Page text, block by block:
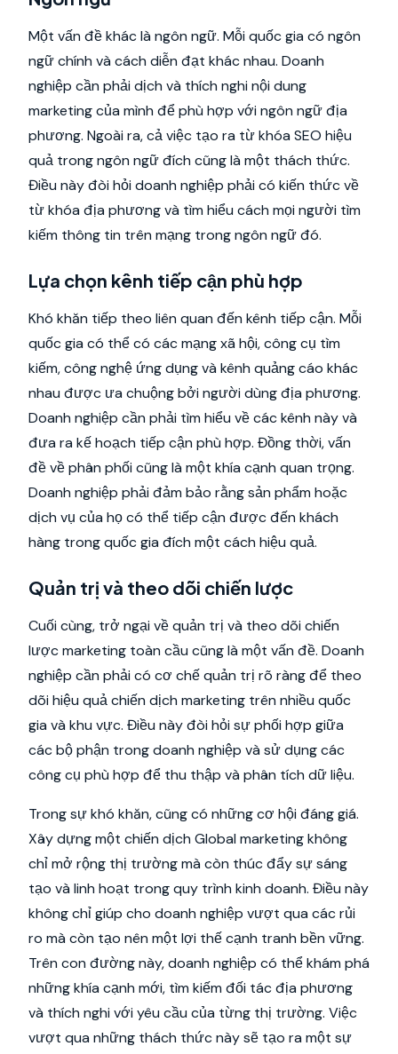
Một vấn đề khác là ngôn ngữ. Mỗi quốc gia có ngôn
ngữ chính và cách diễn đạt khác nhau. Doanh
nghiệp cần phải dịch và thích nghi nội dung
marketing của mình để phù hợp với ngôn ngữ địa
phương. Ngoài ra, cả việc tạo ra từ khóa SEO hiệu
quả trong ngôn ngữ đích cũng là một thách thức.
Điều này đòi hỏi doanh nghiệp phải có kiến thức về
từ khóa địa phương và tìm hiểu cách mọi người tìm
kiếm thông tin trên mạng trong ngôn ngữ đó.
Lựa chọn kênh tiếp cận phù hợp
Khó khăn tiếp theo liên quan đến kênh tiếp cận. Mỗi
quốc gia có thể có các mạng xã hội, công cụ tìm
kiếm, công nghệ ứng dụng và kênh quảng cáo khác
nhau được ưa chuộng bởi người dùng địa phương.
Doanh nghiệp cần phải tìm hiểu về các kênh này và
đưa ra kế hoạch tiếp cận phù hợp. Đồng thời, vấn
đề về phân phối cũng là một khía cạnh quan trọng.
Doanh nghiệp phải đảm bảo rằng sản phẩm hoặc
dịch vụ của họ có thể tiếp cận được đến khách
hàng trong quốc gia đích một cách hiệu quả.
Quản trị và theo dõi chiến lược
Cuối cùng, trở ngại về quản trị và theo dõi chiến
lược marketing toàn cầu cũng là một vấn đề. Doanh
nghiệp cần phải có cơ chế quản trị rõ ràng để theo
dõi hiệu quả chiến dịch marketing trên nhiều quốc
gia và khu vực. Điều này đòi hỏi sự phối hợp giữa
các bộ phận trong doanh nghiệp và sử dụng các
công cụ phù hợp để thu thập và phân tích dữ liệu.
Trong sự khó khăn, cũng có những cơ hội đáng giá.
Xây dựng một chiến dịch Global marketing không
chỉ mở rộng thị trường mà còn thúc đẩy sự sáng
tạo và linh hoạt trong quy trình kinh doanh. Điều này
không chỉ giúp cho doanh nghiệp vượt qua các rủi
ro mà còn tạo nên một lợi thế cạnh tranh bền vững.
Trên con đường này, doanh nghiệp có thể khám phá
những khía cạnh mới, tìm kiếm đối tác địa phương
và thích nghi với yêu cầu của từng thị trường. Việc
vượt qua những thách thức này sẽ tạo ra một sự